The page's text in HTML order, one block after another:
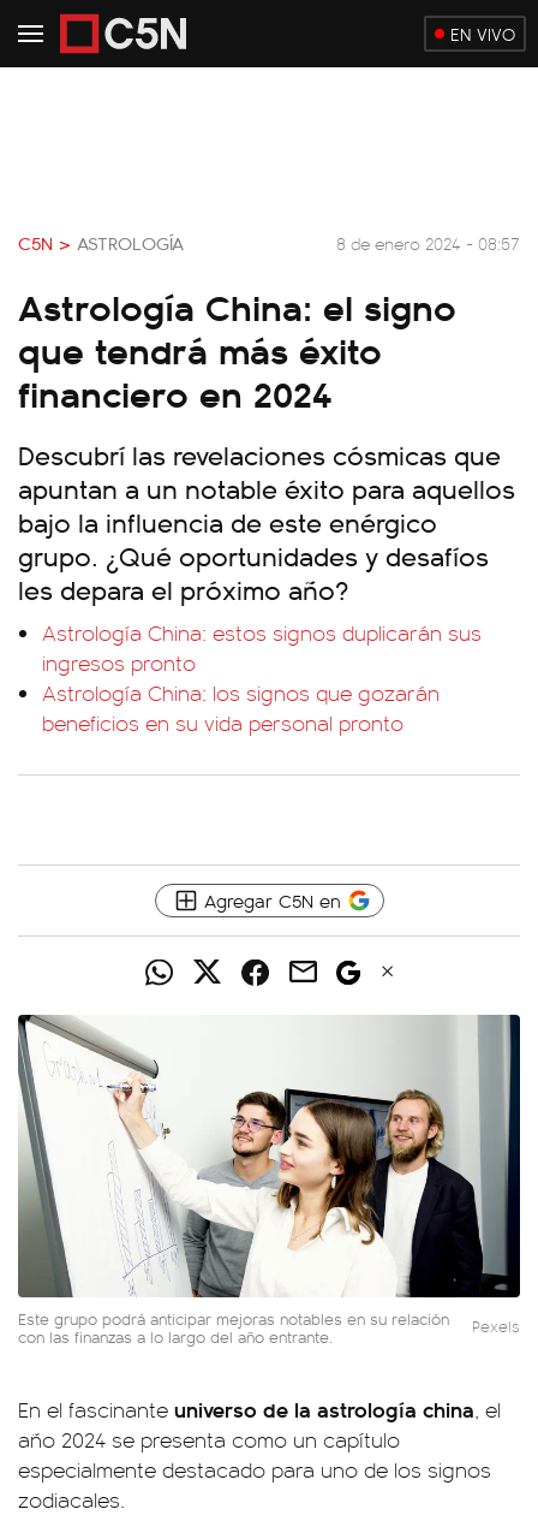
EN VIVO
C5N > ASTROLOGÍA 8 de enero 2024 - 08:57
Astrología China: el signo
que tendrá más éxito
financiero en 2024
Descubrí las revelaciones cósmicas que
apuntan a un notable éxito para aquellos
bajo la influencia de este enérgico
grupo. ¿Qué oportunidades y desafíos
les depara el próximo año?
Astrología China: estos signos duplicarán sus
ingresos pronto
Astrología China: los signos que gozarán
beneficios en su vida personal pronto
Agregar C5N en
Este grupo podrá anticipar mejoras notables en su relación
con las finanzas a lo largo del año entrante. Pexels
En el fascinante universo de la astrología china, el
año 2024 se presenta como un capítulo
especialmente destacado para uno de los signos
zodiacales.